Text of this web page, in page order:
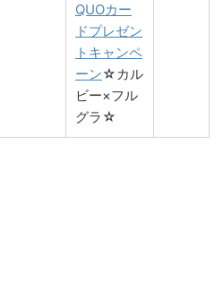
QUOカー
ドプレゼン
トキャンペ
ーン☆カル
ビー×フル
グラ☆